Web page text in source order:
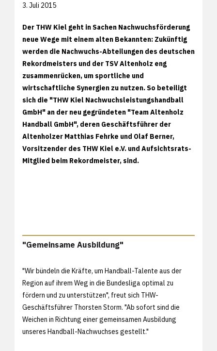
3. Juli 2015
Der THW Kiel geht in Sachen Nachwuchsförderung
neue Wege mit einem alten Bekannten: Zukünftig
werden die Nachwuchs-Abteilungen des deutschen
Rekordmeisters und der TSV Altenholz eng
zusammenrücken, um sportliche und
wirtschaftliche Synergien zu nutzen. So beteiligt
sich die "THW Kiel Nachwuchsleistungshandball
GmbH" an der neu gegründeten "Team Altenholz
Handball GmbH", deren Geschäftsführer der
Altenholzer Matthias Fehrke und Olaf Berner,
Vorsitzender des THW Kiel e.V. und Aufsichtsrats-
Mitglied beim Rekordmeister, sind.
"Gemeinsame Ausbildung"
"Wir bündeln die Kräfte, um Handball-Talente aus der
Region auf ihrem Weg in die Bundesliga optimal zu
fördern und zu unterstützen", freut sich THW-
Geschäftsführer Thorsten Storm. "Ab sofort sind die
Weichen in Richtung einer gemeinsamen Ausbildung
unseres Handball-Nachwuchses gestellt."